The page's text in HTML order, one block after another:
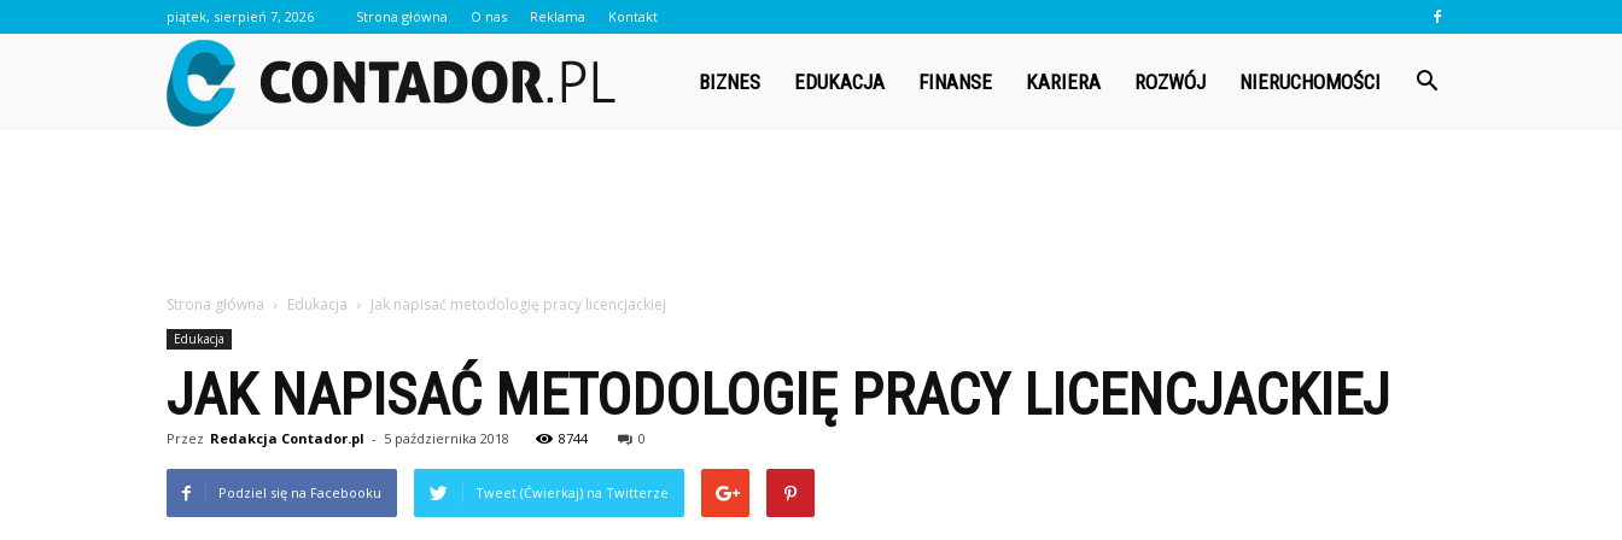
piątek, sierpień 7, 2026 Strona główna O nas Reklama Kontakt
Contador.plBIZNES EDUKACJA FINANSE KARIERA ROZWÓJ NIERUCHOMOŚCI
Strona główna Edukacja Jak napisać metodologię pracy licencjackiej
Edukacja
JAK NAPISAĆ METODOLOGIĘ PRACY LICENCJACKIEJ
Przez Redakcja Contador.pl - 5 października 2018 8744 0
Podziel się na Facebooku Tweet (Ćwierkaj) na Twitterze